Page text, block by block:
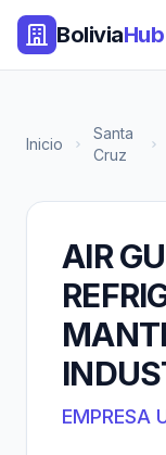
BoliviaHub
Inicio
Santa
Cruz
AIR
EMPRESA